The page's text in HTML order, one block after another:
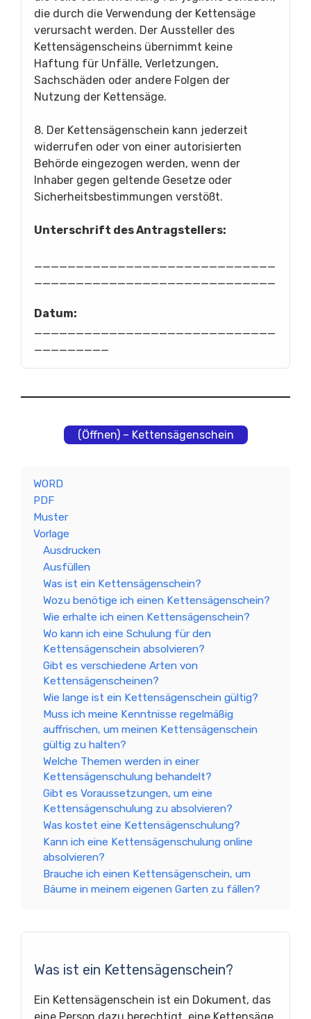
die durch die Verwendung der Kettensäge
verursacht werden. Der Aussteller des
Kettensägenscheins übernimmt keine
Haftung für Unfälle, Verletzungen,
Sachschäden oder andere Folgen der
Nutzung der Kettensäge.
8. Der Kettensägenschein kann jederzeit
widerrufen oder von einer autorisierten
Behörde eingezogen werden, wenn der
Inhaber gegen geltende Gesetze oder
Sicherheitsbestimmungen verstößt.
Unterschrift des Antragstellers:
Datum:
(Öffnen) – Kettensägenschein
WORD
PDF
Muster
Vorlage
Ausdrucken
Ausfüllen
Was ist ein Kettensägenschein?
Wozu benötige ich einen Kettensägenschein?
Wie erhalte ich einen Kettensägenschein?
Wo kann ich eine Schulung für den
Kettensägenschein absolvieren?
Gibt es verschiedene Arten von
Kettensägenscheinen?
Wie lange ist ein Kettensägenschein gültig?
Muss ich meine Kenntnisse regelmäßig
auffrischen, um meinen Kettensägenschein
gültig zu halten?
Welche Themen werden in einer
Kettensägenschulung behandelt?
Gibt es Voraussetzungen, um eine
Kettensägenschulung zu absolvieren?
Was kostet eine Kettensägenschulung?
Kann ich eine Kettensägenschulung online
absolvieren?
Brauche ich einen Kettensägenschein, um
Bäume in meinem eigenen Garten zu fällen?
Was ist ein Kettensägenschein?
Ein Kettensägenschein ist ein Dokument, das
eine Person dazu berechtigt, eine Kettensäge